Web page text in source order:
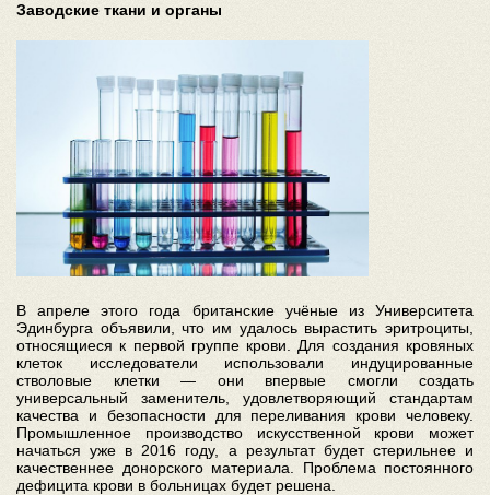
Заводские ткани и органы
В апреле этого года британские учёные из Университета
Эдинбурга объявили, что им удалось вырастить эритроциты,
относящиеся к первой группе крови. Для создания кровяных
клеток исследователи использовали индуцированные
стволовые клетки — они впервые смогли создать
универсальный заменитель, удовлетворяющий стандартам
качества и безопасности для переливания крови человеку.
Промышленное производство искусственной крови может
начаться уже в 2016 году, а результат будет стерильнее и
качественнее донорского материала. Проблема постоянного
дефицита крови в больницах будет решена.